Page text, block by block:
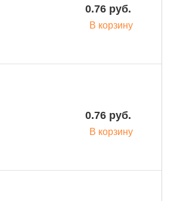
0.76 руб.
В корзину
0.76 руб.
В корзину